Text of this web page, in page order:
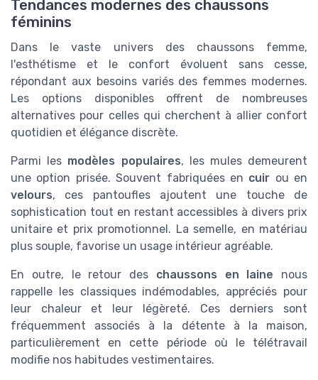
Tendances modernes des chaussons
féminins
Dans le vaste univers des chaussons femme,
l'esthétisme et le confort évoluent sans cesse,
répondant aux besoins variés des femmes modernes.
Les options disponibles offrent de nombreuses
alternatives pour celles qui cherchent à allier confort
quotidien et élégance discrète.
Parmi les modèles populaires, les mules demeurent
une option prisée. Souvent fabriquées en cuir ou en
velours, ces pantoufles ajoutent une touche de
sophistication tout en restant accessibles à divers prix
unitaire et prix promotionnel. La semelle, en matériau
plus souple, favorise un usage intérieur agréable.
En outre, le retour des chaussons en laine nous
rappelle les classiques indémodables, appréciés pour
leur chaleur et leur légèreté. Ces derniers sont
fréquemment associés à la détente à la maison,
particulièrement en cette période où le télétravail
modifie nos habitudes vestimentaires.